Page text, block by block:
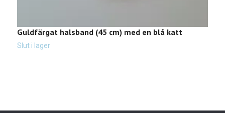
Guldfärgat halsband (45 cm) med en blå katt
Slut i lager